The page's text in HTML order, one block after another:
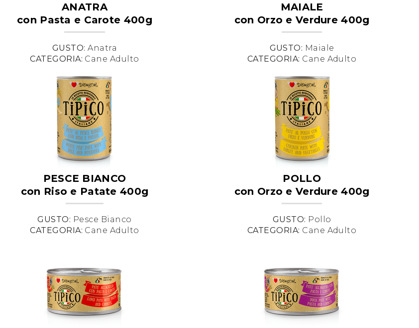
ANATRA
con Pasta e Carote 400g
GUSTO:Anatra
CATEGORIA: Cane Adulto
MAIALE
con Orzo e Verdure 400g
GUSTO: Maiale
CATEGORIA: Cane Adulto
PESCE BIANCO
con Riso e Patate 400g
GUSTO: Pesce Bianco
CATEGORIA: Cane Adulto
POLLO
con Orzo e Verdure 400g
GUSTO: Pollo
CATEGORIA: Cane Adulto